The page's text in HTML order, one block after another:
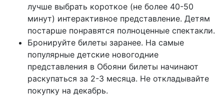
лучше выбрать короткое (не более 40-50
минут) интерактивное представление. Детям
постарше понравятся полноценные спектакли.
Бронируйте билеты заранее. На самые
популярные детские новогодние
представления в Обояни билеты начинают
раскупаться за 2-3 месяца. Не откладывайте
покупку на декабрь.